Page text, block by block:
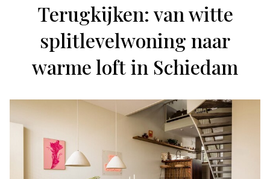
Terugkijken: van witte
splitlevelwoning naar
warme loft in Schiedam